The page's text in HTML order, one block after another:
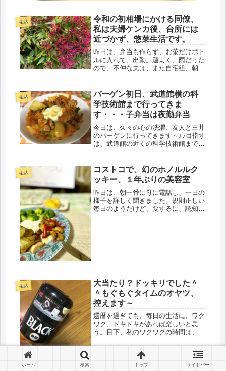
生活
令和の初相場にかける同僚、
私は夫婦ケンカ後、台所には
近づかず、惣菜生活です。
昨日は、弁当も作らず、お茶だけボト
ルに入れて、出勤。運よく、雨だった
ので、不仲な夫は、また自宅組、朝、
です。私は、今日、出勤すると、明
日、明後日は休み。夫は？まさか、零
細自...
生活
バーゲン初日、武道館横の科
学技術館まで行ってきま
す・・・子弁当は夜勤弁当
今日は、久々の心の洗濯、友人と三井
のバーゲンに行ってきます～♪♪目指す
は、武道館の近くの科学技術館まで。
た。同行する友人は、春の桜の時に、
行ったらしいけど、それ、いいかも、
春...
生活
コストコで、幻のホノルルク
ッキー、１年ぶりの美容室
昨日は、朝一番に母に電話し、一日の
様子を詳しく聞きました。規則正しい
毎日のようだけど、要するに、認知症
生活
大当たり？ドッキリでした＾
＾もぐもぐタイムのオヤツ、
控えます～
還暦を過ぎても、毎日の生活に、ワク
ワク、ドキドキがあれば楽しいと思
う。目下、私のワクワクの時間は、食
オヤツを食べていると、体重、２キロ
も戻ってしまいました。(T_T)血圧は
怖いので測っていないです。代謝下
ホーム 検索 トップ サイドバー